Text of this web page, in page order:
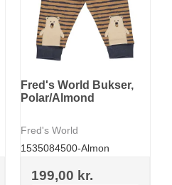
Fred's World Bukser,
Polar/Almond
Fred's World
1535084500-Almon
199,00 kr.